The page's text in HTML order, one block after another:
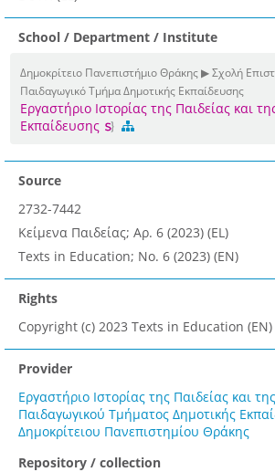
School / Department / Institute
Δημοκρίτειο Πανεπιστήμιο Θράκης ▶ Σχολή
Παιδαγωγικό Τμήμα Δημοτικής Εκπαίδευσης
Εργαστήριο Ιστορίας της Παιδείας και
Εκπαίδευσης
Source
2732-7442
Κείμενα Παιδείας; Αρ. 6 (2023) (EL)
Texts in Education; No. 6 (2023) (EN)
Rights
Copyright (c) 2023 Texts in Education (EN)
Provider
Εργαστήριο Ιστορίας της Παιδείας και
Παιδαγωγικού Τμήματος Δημοτικής
Δημοκρίτειου Πανεπιστημίου Θράκης
Repository / collection